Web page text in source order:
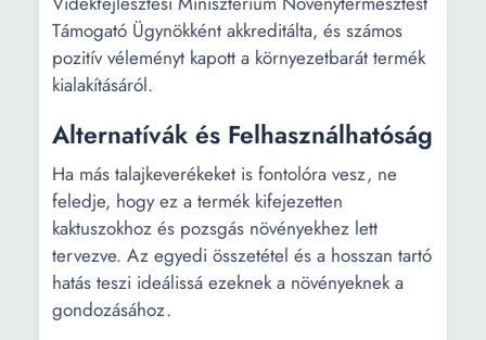
Támogató Ügynökként akkreditálta, és számos
pozitív véleményt kapott a környezetbarát termék
kialakításáról.
Alternatívák és Felhasználhatóság
Ha más talajkeverékeket is fontolóra vesz, ne
feledje, hogy ez a termék kifejezetten
kaktuszokhoz és pozsgás növényekhez lett
tervezve. Az egyedi összetétel és a hosszan tartó
hatás teszi ideálissá ezeknek a növényeknek a
gondozásához.